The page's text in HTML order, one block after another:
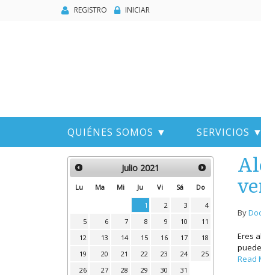
REGISTRO INICIAR
QUIÉNES SOMOS ▼ SERVICIOS ▼
By
Eres
Read
Julio 2021
Lu Ma Mi Ju Vi Sá Do
1 2 3
4
5
6 7 8 9 10
11
12
13 14 15 16 17
18
19
20 21 22 23 24
25
26
27 28 29 30 31